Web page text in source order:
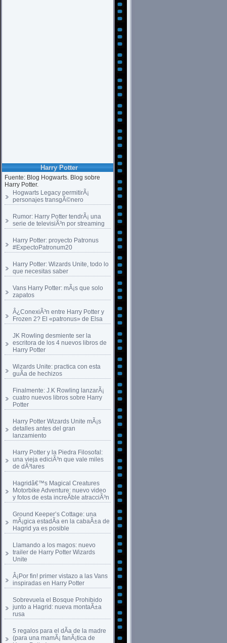
Harry Potter
Fuente: Blog Hogwarts. Blog sobre
Harry Potter.
Hogwarts Legacy permitirÃ¡
personajes transgÃ©nero
Rumor: Harry Potter tendrÃ¡ una
serie de televisiÃ³n por streaming
Harry Potter: proyecto Patronus
#ExpectoPatronum20
Harry Potter: Wizards Unite, todo lo
que necesitas saber
Vans Harry Potter: mÃ¡s que solo
zapatos
Â¿ConexiÃ³n entre Harry Potter y
Frozen 2? El «patronus» de Elsa
JK Rowling desmiente ser la
escritora de los 4 nuevos libros de
Harry Potter
Wizards Unite: practica con esta
guÃ­a de hechizos
Finalmente: J.K Rowling lanzarÃ¡
cuatro nuevos libros sobre Harry
Potter
Harry Potter Wizards Unite mÃ¡s
detalles antes del gran
lanzamiento
Harry Potter y la Piedra Filosofal:
una vieja ediciÃ³n que vale miles
de dÃ³lares
Hagridâ€™s Magical Creatures
Motorbike Adventure: nuevo video
y fotos de esta increÃ­ble atracciÃ³n
Ground Keeper’s Cottage: una
mÃ¡gica estadÃ­a en la cabaÃ±a de
Hagrid ya es posible
Llamando a los magos: nuevo
trailer de Harry Potter Wizards
Unite
Â¡Por fin! primer vistazo a las Vans
inspiradas en Harry Potter
Sobrevuela el Bosque Prohibido
junto a Hagrid: nueva montaÃ±a
rusa
5 regalos para el dÃ­a de la madre
(para una mamÃ¡ fanÃ¡tica de